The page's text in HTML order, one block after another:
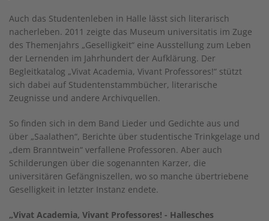
Auch das Studentenleben in Halle lässt sich literarisch
nacherleben. 2011 zeigte das Museum universitatis im Zuge
des Themenjahrs „Geselligkeit“ eine Ausstellung zum Leben
der Lernenden im Jahrhundert der Aufklärung. Der
Begleitkatalog „Vivat Academia, Vivant Professores!“ stützt
sich dabei auf Studentenstammbücher, literarische
Zeugnisse und andere Archivquellen.
So finden sich in dem Band Lieder und Gedichte aus und
über „Saalathen“, Berichte über studentische Trinkgelage und
„dem Branntwein“ verfallene Professoren. Aber auch
Schilderungen über die sogenannten Karzer, die
universitären Gefängniszellen, wo so manche übertriebene
Geselligkeit in letzter Instanz endete.
„Vivat Academia, Vivant Professores! - Hallesches